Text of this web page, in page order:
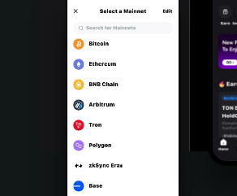
Português (Portugal)
Bahasa Indonesia